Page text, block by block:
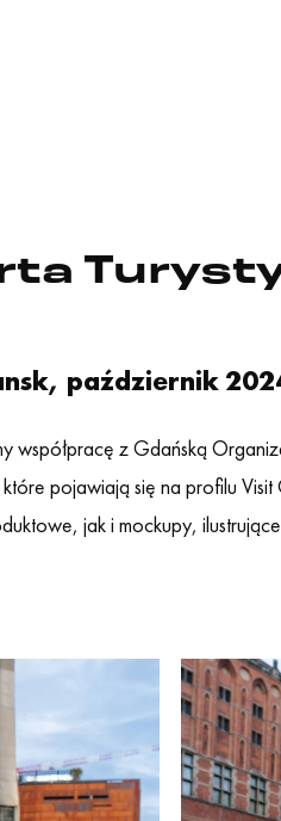
październik
współpracę z Gdańską
pojawiają się na profilu
jak i mockupy,